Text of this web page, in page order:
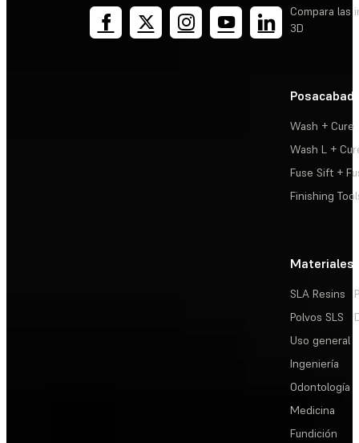
Compara las
3D
Wash + Cure
Wash L +
Fuse Sift +
Finishing
Materiales
SLA Resins
Polvos SLS
Uso general
Ingeniería
Odontología
Medicina
Fundición